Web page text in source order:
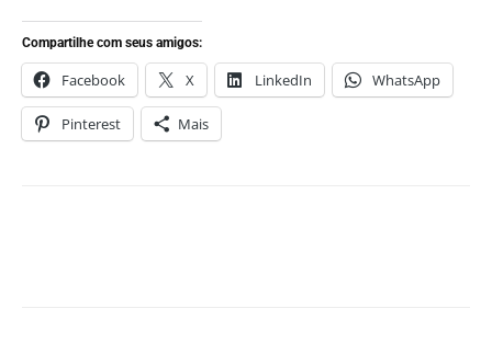
Compartilhe com seus amigos:
Facebook X LinkedIn WhatsApp
Pinterest Mais